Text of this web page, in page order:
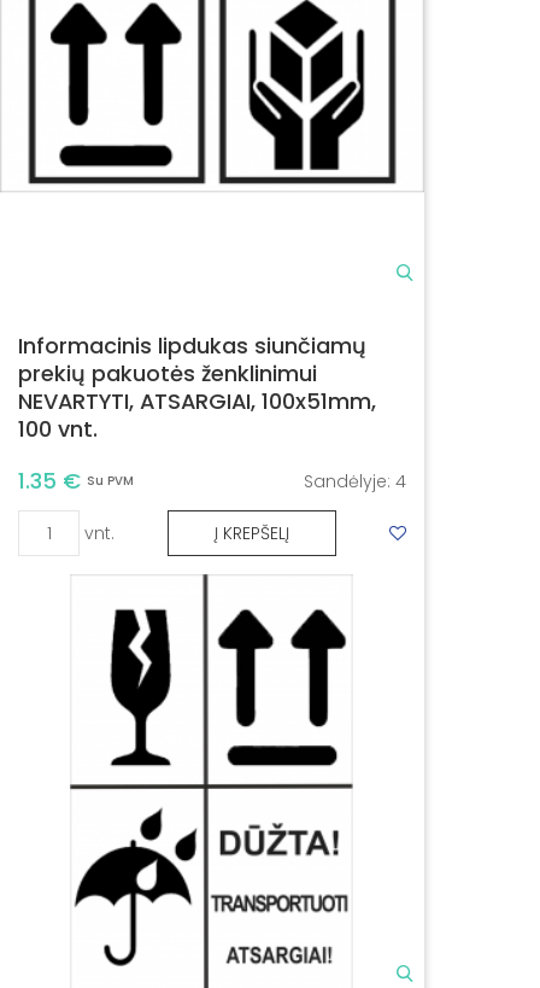
Informacinis lipdukas siunčiamų
prekių pakuotės ženklinimui
NEVARTYTI, ATSARGIAI, 100x51mm,
100 vnt.
1.35 € Su PVM Sandėlyje: 4
vnt. Į KREPŠELĮ